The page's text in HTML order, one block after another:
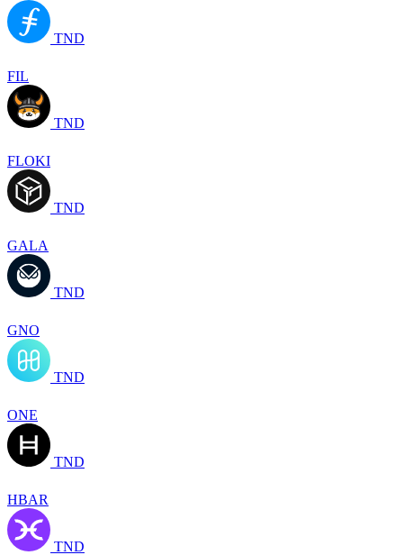
TND
FIL
TND
FLOKI
TND
GALA
TND
GNO
TND
ONE
TND
HBAR
TND